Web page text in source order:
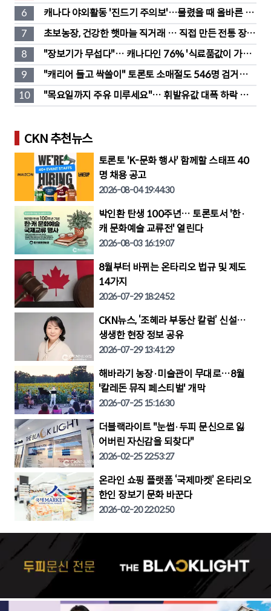
인공
6
캐나다 야외활동 '진드기 주의보'…물렸을 때 올바른 대
처법은?
7
초보농장, 건강한 햇마늘 직거래 … 직접 만든 전통 장류
도 판매
8
"장보기가 무섭다"… 캐나다인 76% '식료품값이 가장
부담'
9
"캐리어 들고 싹쓸이" 토론토 소매절도 546명 검거…
훔친 물건 재유통
10
"목요일까지 주유 미루세요"… 휘발유값 대폭 하락 예
고
CKN 추천뉴스
토론토 'K-문화 행사' 함께할 스태프 40
명 채용 공고
2026-08-04 19:44:30
박인환 탄생 100주년… 토론토서 '한·
캐 문화예술 교류전' 열린다
2026-08-03 16:19:07
8월부터 바뀌는 온타리오 법규 및 제도
14가지
2026-07-29 18:24:52
CKN뉴스, ‘조혜라 부동산 칼럼’ 신설…
생생한 현장 정보 공유
2026-07-29 13:41:29
해바라기 농장·미술관이 무대로…8월
'칼레돈 뮤직 페스티벌' 개막
2026-07-25 15:16:30
더블랙라이트 "눈썹·두피 문신으로 잃
어버린 자신감을 되찾다"
2026-02-25 22:53:27
온라인 쇼핑 플랫폼 ‘국제마켓’ 온타리오
한인 장보기 문화 바꾼다
2026-02-20 22:02:50